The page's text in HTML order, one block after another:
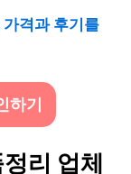
격과 후기를
하기
리 업체